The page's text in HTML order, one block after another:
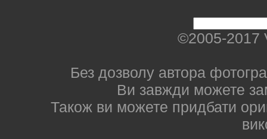
©2005-2017
Без дозволу автора
Ви завжди можете
Також ви можете придбати